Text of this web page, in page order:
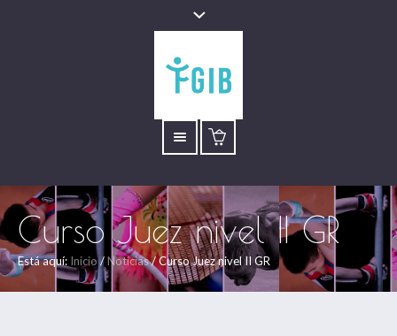
Curso Juez nivel II GR
Está aquí: Inicio/Noticias/Curso Juez nivel II GR